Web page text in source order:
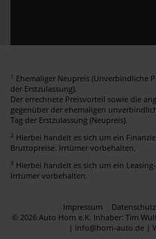
1 Ehemaliger Neupreis (Unverbindliche
der Erstzulassung).
Der errechnete Preisvorteil sowie die
gegenüber der ehemaligen
Tag der Erstzulassung (Neupreis).
2 Hierbei handelt es sich um ein
Bruttopreise. Irrtümer vorbehalten.
3 Hierbei handelt es sich um ein
Irrtümer vorbehalten.
Impressum Datenschutz
© 2026 Auto Horn e.K. Inhaber: Tim
| info@horn-auto.de |